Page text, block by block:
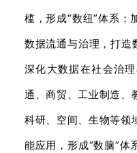
槛，形成“数纽”体系；
数据流通与治理，打造
深化大数据在社会治
通、商贸、工业制造、
科研、空间、生物等领
能应用，形成“数脑”体